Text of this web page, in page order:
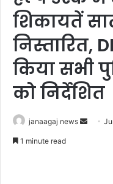
शिकायतें
निस्तारित,
किया सभी
को निर्देशित
janaagaj news
Send
1 minute read